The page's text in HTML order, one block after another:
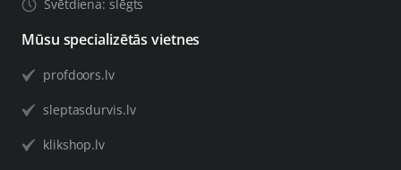
Svētdiena: slēgts
Mūsu specializētās vietnes
profdoors.lv
sleptasdurvis.lv
klikshop.lv